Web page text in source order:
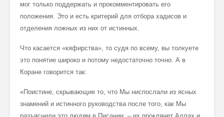
мог только поддержать и прокомментировать его
положения. Это и есть критерий для отбора хадисов и
отделения ложных из них от истинных.
Что касается «кяфирства», то судя по всему, вы толкуете
это понятие широко и потому недостаточно точно. А в
Коране говорится так:
«Поистине, скрывающие то, что Мы ниспослали из ясных
знамений и истинного руководства после того, как Мы